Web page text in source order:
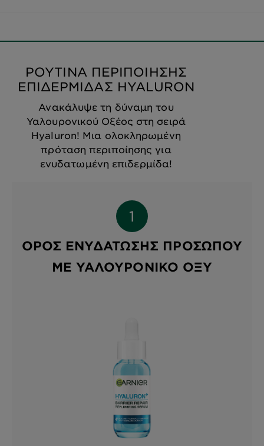
ΡΟΥΤΙΝΑ ΠΕΡΙΠΟΙΗΣΗΣ
ΕΠΙΔΕΡΜΙΔΑΣ HYALURON
Ανακάλυψε τη δύναμη του
Υαλουρονικού Οξέος στη σειρά
Hyaluron! Μια ολοκληρωμένη
πρόταση περιποίησης για
ενυδατωμένη επιδερμίδα!
ΟΡΌΣ ΕΝΥΔΆΤΩΣΗΣ ΠΡΟΣΏΠΟΥ
ΜΕ ΥΑΛΟΥΡΟΝΙΚΌ ΟΞΎ